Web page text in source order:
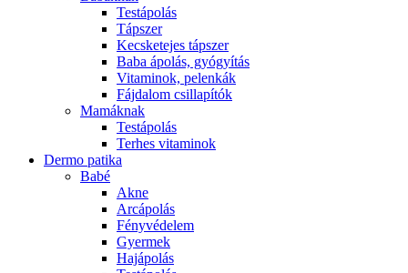
Testápolás
Tápszer
Kecsketejes tápszer
Baba ápolás, gyógyítás
Vitaminok, pelenkák
Fájdalom csillapítók
Mamáknak
Testápolás
Terhes vitaminok
Dermo patika
Babé
Akne
Arcápolás
Fényvédelem
Gyermek
Hajápolás